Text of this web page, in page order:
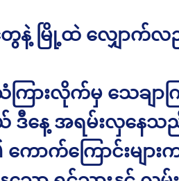
ေနဲ့ မြို့ထဲ လျှောက်
ကြားလိုက်မှ သေချာ
ေ့ အရမ်းလှနေသည်။
ာက်ကြောင်းများ